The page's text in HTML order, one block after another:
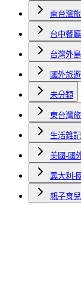
南台灣
台中餐
台灣外
國外旅遊
未分類
東台灣
生活雜記
美國-國
義大利-
親子育兒